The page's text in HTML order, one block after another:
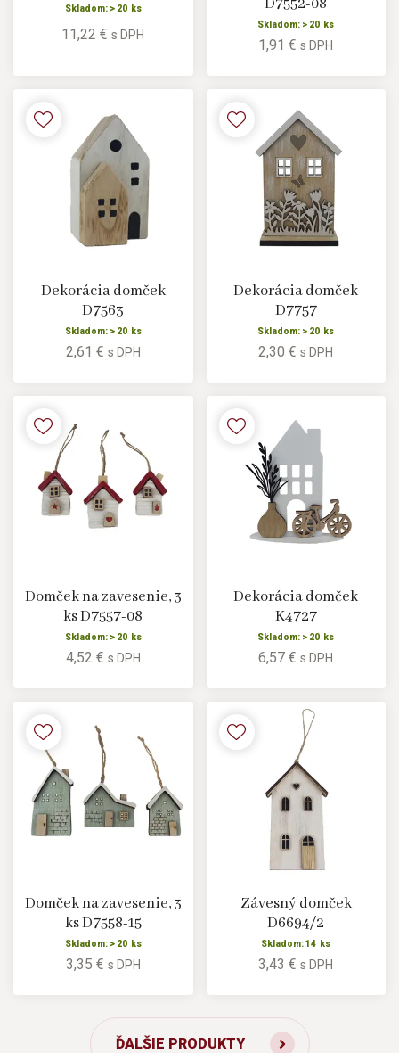
Skladom: > 20 ks
11,22 €s DPH
D7552-08
Skladom: > 20 ks
1,91 €s DPH
Dekorácia domček
D7563
Skladom: > 20 ks
2,61 € s DPH
Dekorácia domček
D7757
Skladom: > 20 ks
2,30 €s DPH
Domček na zavesenie, 3
ks D7557-08
Skladom: > 20 ks
4,52 € s DPH
Dekorácia domček
K4727
Skladom: > 20 ks
6,57 €s DPH
Domček na zavesenie, 3
ks D7558-15
Skladom: > 20 ks
3,35 € s DPH
Závesný domček
D6694/2
Skladom: 14 ks
3,43 €s DPH
ĎALŠIE PRODUKTY